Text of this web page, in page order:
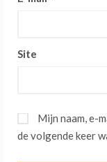
Site
Mijn naam, e-
de volgende keer